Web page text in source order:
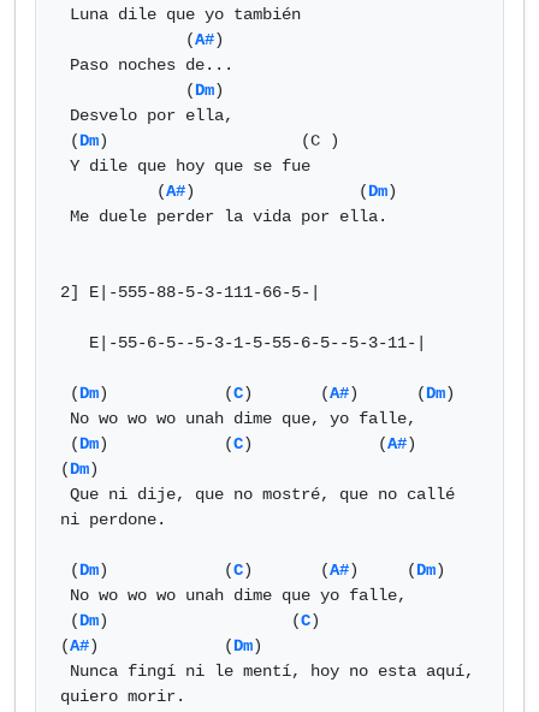
             (
A#)
             (
Dm)
(Dm)                    (C )
          (
A#)                 (Dm)
2] E|-555-88-5-3-111-66-5-|
(Dm)            (C)       (A#)      (Dm)
(Dm)            (C)             (A#)
(Dm)
ni perdone.
(Dm)            (C)       (A#)     (Dm)
(Dm)                   (C)
(A#)             (Dm)
quiero morir.